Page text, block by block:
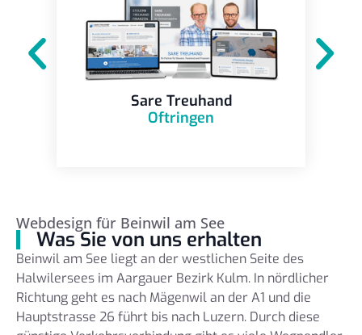
Sare Treuhand
Oftringen
Webdesign für Beinwil am See
Was Sie von uns erhalten
Beinwil am See liegt an der westlichen Seite des
Halwilersees im Aargauer Bezirk Kulm. In nördlicher
Richtung geht es nach Mägenwil an der A1 und die
Hauptstrasse 26 führt bis nach Luzern. Durch diese